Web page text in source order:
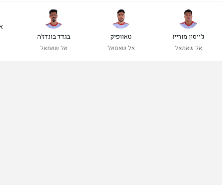
ג'ייסון מורייו
אל שאמאל
טאוופיק
אל שאמאל
בגדד בונדז'ה
אל שאמאל